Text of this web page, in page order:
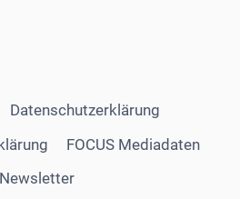
Datenschutzerklärung
FOCUS Mediadaten
Newsletter